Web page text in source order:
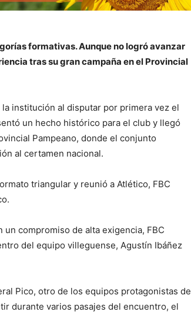
formativas. Aunque no logró avanzar
tras su gran campaña en el Provincial
institución al disputar por primera vez el
un hecho histórico para el club y llegó
Pampeano, donde el conjunto
al certamen nacional.
triangular y reunió a Atlético, FBC
compromiso de alta exigencia, FBC
del equipo villeguense, Agustín Ibáñez
Pico, otro de los equipos protagonistas de
durante varios pasajes del encuentro, el